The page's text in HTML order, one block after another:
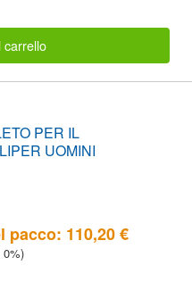
carrello
PER IL
UOMINI
pacco: 110,20 €
0%)